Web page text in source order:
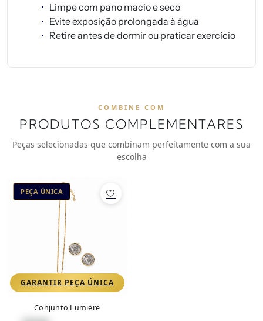
Limpe com pano macio e seco
Evite exposição prolongada à água
Retire antes de dormir ou praticar exercício
COMBINE COM
PRODUTOS COMPLEMENTARES
Peças selecionadas que combinam perfeitamente com a sua
escolha
PEÇA ÚNICA
GARANTIR PEÇA ÚNICA
Conjunto Lumière